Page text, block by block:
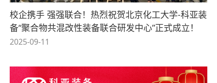
校企携手 强强联合！热烈祝贺北京化工大学-科亚装
备“聚合物共混改性装备联合研发中心”正式成立！
2025-09-11